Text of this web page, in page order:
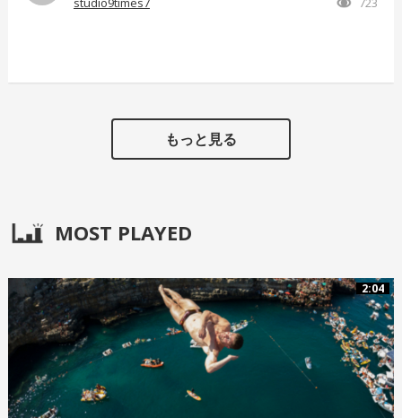
もっと見る
MOST PLAYED
2:04